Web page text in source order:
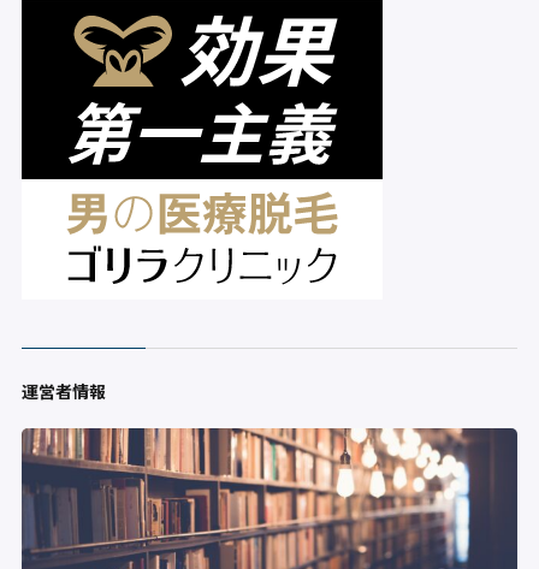
運営者情報